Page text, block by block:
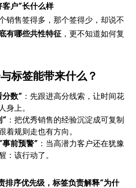
户”长什么样
销售签得多，那个签得少，却说不
有哪些共性特征 ，更不知道如何复
标签能带来什么？
分数” ：先跟进高分线索，让时间花
身上。
” ：把优秀销售的经验沉淀成可复制
着规则走也有方向。
事前预警” ：当高潜力客户还在犹豫
：该行动了。
排序优先级，标签负责解释“为什